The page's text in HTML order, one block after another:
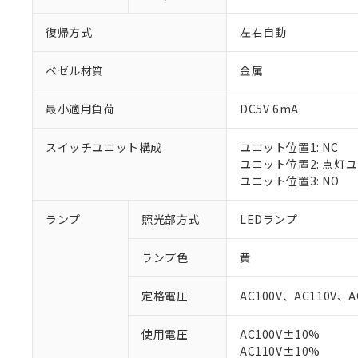
復帰方式 左右自動
ベゼル材質 金属
最小適用負荷 DC5V 6mA
スイッチユニット構成
ユニット位置1: NC
ユニット位置2: 点灯
ユニット位置3: NO
ランプ 照光部方式 LEDランプ
ランプ色 黄
定格電圧 AC100V、AC110V、
使用電圧
AC100V±10%
AC110V±10%
※1 対応状況